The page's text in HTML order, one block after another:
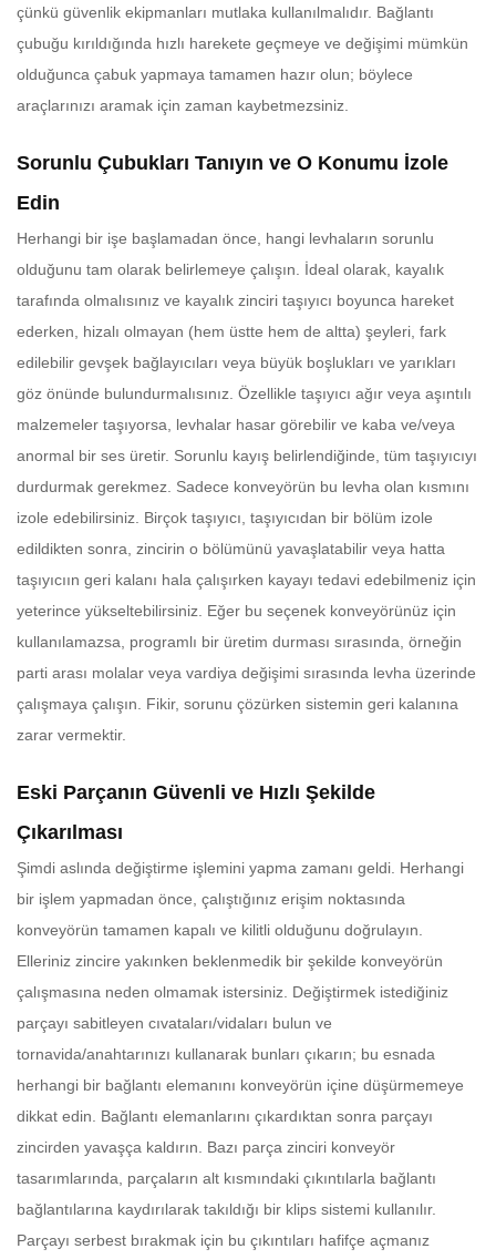
çünkü güvenlik ekipmanları mutlaka kullanılmalıdır. Bağlantı
çubuğu kırıldığında hızlı harekete geçmeye ve değişimi mümkün
olduğunca çabuk yapmaya tamamen hazır olun; böylece
araçlarınızı aramak için zaman kaybetmezsiniz.
Sorunlu Çubukları Tanıyın ve O Konumu İzole
Edin
Herhangi bir işe başlamadan önce, hangi levhaların sorunlu
olduğunu tam olarak belirlemeye çalışın. İdeal olarak, kayalık
tarafında olmalısınız ve kayalık zinciri taşıyıcı boyunca hareket
ederken, hizalı olmayan (hem üstte hem de altta) şeyleri, fark
edilebilir gevşek bağlayıcıları veya büyük boşlukları ve yarıkları
göz önünde bulundurmalısınız. Özellikle taşıyıcı ağır veya aşıntılı
malzemeler taşıyorsa, levhalar hasar görebilir ve kaba ve/veya
anormal bir ses üretir. Sorunlu kayış belirlendiğinde, tüm taşıyıcıyı
durdurmak gerekmez. Sadece konveyörün bu levha olan kısmını
izole edebilirsiniz. Birçok taşıyıcı, taşıyıcıdan bir bölüm izole
edildikten sonra, zincirin o bölümünü yavaşlatabilir veya hatta
taşıyıcıın geri kalanı hala çalışırken kayayı tedavi edebilmeniz için
yeterince yükseltebilirsiniz. Eğer bu seçenek konveyörünüz için
kullanılamazsa, programlı bir üretim durması sırasında, örneğin
parti arası molalar veya vardiya değişimi sırasında levha üzerinde
çalışmaya çalışın. Fikir, sorunu çözürken sistemin geri kalanına
zarar vermektir.
Eski Parçanın Güvenli ve Hızlı Şekilde
Çıkarılması
Şimdi aslında değiştirme işlemini yapma zamanı geldi. Herhangi
bir işlem yapmadan önce, çalıştığınız erişim noktasında
konveyörün tamamen kapalı ve kilitli olduğunu doğrulayın.
Elleriniz zincire yakınken beklenmedik bir şekilde konveyörün
çalışmasına neden olmamak istersiniz. Değiştirmek istediğiniz
parçayı sabitleyen cıvataları/vidaları bulun ve
tornavida/anahtarınızı kullanarak bunları çıkarın; bu esnada
herhangi bir bağlantı elemanını konveyörün içine düşürmemeye
dikkat edin. Bağlantı elemanlarını çıkardıktan sonra parçayı
zincirden yavaşça kaldırın. Bazı parça zinciri konveyör
tasarımlarında, parçaların alt kısmındaki çıkıntılarla bağlantı
bağlantılarına kaydırılarak takıldığı bir klips sistemi kullanılır.
Parçayı serbest bırakmak için bu çıkıntıları hafifçe açmanız